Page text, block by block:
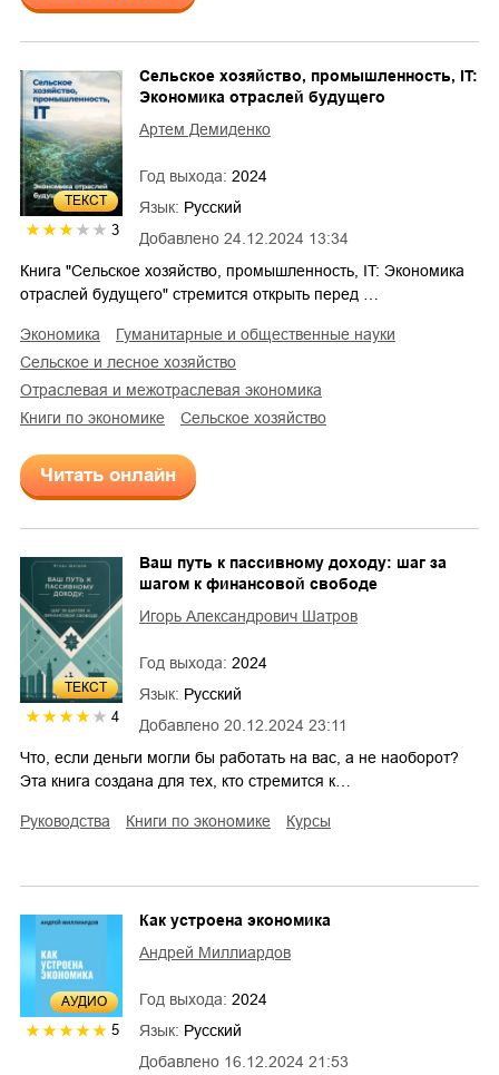
ТЕКСТ
3 Добавлено 24.12.2024 13:34
Сельское хозяйство, промышленность, IT:
Экономика отраслей будущего
Артем Демиденко
Год выхода: 2024
Язык: Русский
Книга "Сельское хозяйство, промышленность, IT: Экономика
отраслей будущего" стремится открыть перед …
экономика
гуманитарные и общественные науки
сельское и лесное хозяйство
отраслевая и межотраслевая экономика
книги по экономике
сельское хозяйство
Читать онлайн
ТЕКСТ
4 Добавлено 20.12.2024 23:11
Ваш путь к пассивному доходу: шаг за
шагом к финансовой свободе
Игорь Александрович Шатров
Год выхода: 2024
Язык: Русский
Что, если деньги могли бы работать на вас, а не наоборот?
Эта книга создана для тех, кто стремится к…
руководства книги по экономике курсы
AУДИО
5
Добавлено 16.12.2024 21:53
Как устроена экономика
Андрей Миллиардов
Год выхода: 2024
Язык: Русский